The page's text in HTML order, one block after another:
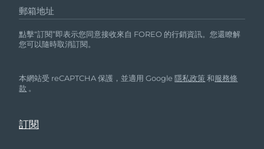
郵箱地址
點擊“訂閱”即表示您同意接收來自 FOREO 的行銷資訊。您還瞭解
您可以隨時取消訂閱。
本網站受 reCAPTCHA 保護，並適用 Google隱私政策 和服務條
款 。